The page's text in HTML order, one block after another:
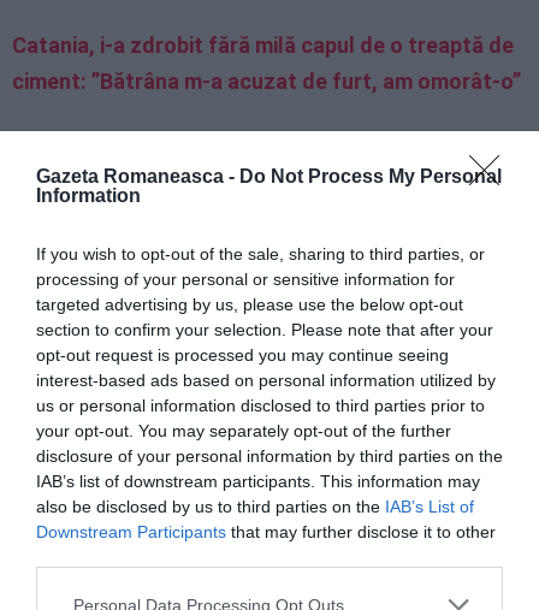
Gazeta Romaneasca - Do Not Process My Personal
Information
If you wish to opt-out of the sale, sharing to third parties, or
processing of your personal or sensitive information for
targeted advertising by us, please use the below opt-out
section to confirm your selection. Please note that after your
opt-out request is processed you may continue seeing
interest-based ads based on personal information utilized by
us or personal information disclosed to third parties prior to
your opt-out. You may separately opt-out of the further
disclosure of your personal information by third parties on the
IAB’s list of downstream participants. This information may
also be disclosed by us to third parties on the IAB’s List of
Downstream Participants that may further disclose it to other
Personal Data Processing Opt Outs
Catania, i-a zdrobit fără milă capul de o treaptă de
ciment: ”Bătrâna m-a acuzat de furt, am omorât-o”
sechestrată, circula fără asigurare auto obligatorie
arestaţi în flagrant, alţi 14 au fost denunţaţi